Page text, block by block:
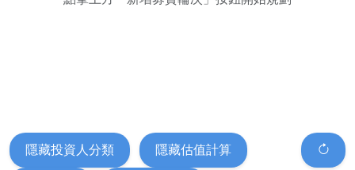
隱藏投資人分類 隱藏估值計算